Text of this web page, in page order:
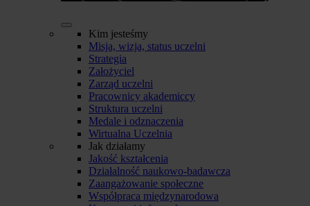
Kim jesteśmy
Misja, wizja, status uczelni
Strategia
Założyciel
Zarząd uczelni
Pracownicy akademiccy
Struktura uczelni
Medale i odznaczenia
Wirtualna Uczelnia
Jak działamy
Jakość kształcenia
Działalność naukowo-badawcza
Zaangażowanie społeczne
Współpraca międzynarodowa